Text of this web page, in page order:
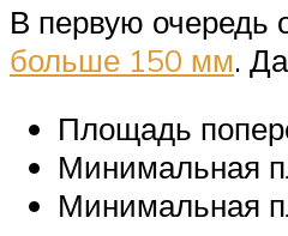
В первую очередь
больше 150 мм.
Площадь
Минимальная
Минимальная